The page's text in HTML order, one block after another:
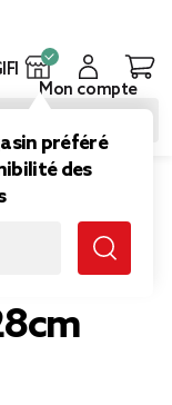
préféré
des
Mon compte
avec